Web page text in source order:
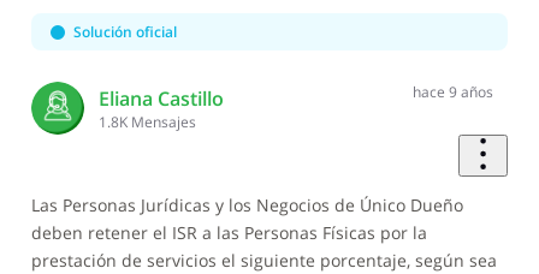
First
Solución oficial
Eliana Castillo
1.8K Mensajes
hace 9 años
Las Personas Jurídicas y los Negocios de Único Dueño
deben retener el ISR a las Personas Físicas por la
prestación de servicios el siguiente porcentaje, según sea